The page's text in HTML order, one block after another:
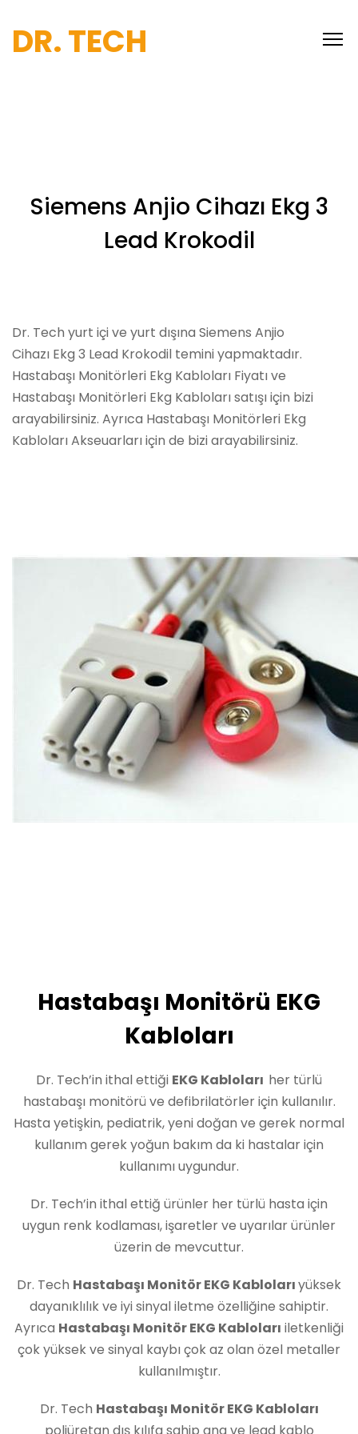
DR. TECH
Siemens Anjio Cihazı Ekg 3
Lead Krokodil
Dr. Tech yurt içi ve yurt dışına Siemens Anjio
Cihazı Ekg 3 Lead Krokodil temini yapmaktadır.
Hastabaşı Monitörleri Ekg Kabloları Fiyatı ve
Hastabaşı Monitörleri Ekg Kabloları satışı için bizi
arayabilirsiniz. Ayrıca Hastabaşı Monitörleri Ekg
Kabloları Akseuarları için de bizi arayabilirsiniz.
Hastabaşı Monitörü EKG
Kabloları
Dr. Tech’in ithal ettiği EKG Kabloları her türlü
hastabaşı monitörü ve defibrilatörler için kullanılır.
Hasta yetişkin, pediatrik, yeni doğan ve gerek normal
kullanım gerek yoğun bakım da ki hastalar için
kullanımı uygundur.
Dr. Tech’in ithal ettiğ ürünler her türlü hasta için
uygun renk kodlaması, işaretler ve uyarılar ürünler
üzerin de mevcuttur.
Dr. Tech Hastabaşı Monitör EKG Kablolarıyüksek
dayanıklılık ve iyi sinyal iletme özelliğine sahiptir.
Ayrıca Hastabaşı Monitör EKG Kabloları iletkenliği
çok yüksek ve sinyal kaybı çok az olan özel metaller
kullanılmıştır.
Dr. Tech Hastabaşı Monitör EKG Kabloları